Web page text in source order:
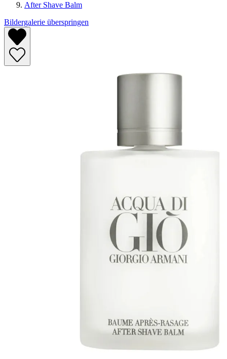
After Shave Balm
Bildergalerie überspringen